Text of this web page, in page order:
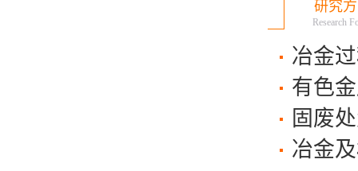
研究
Research
冶金
有色
固废
冶金